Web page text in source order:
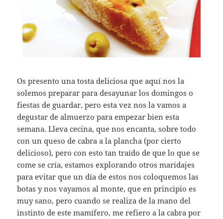
Os presento una tosta deliciosa que aquí nos la
solemos preparar para desayunar los domingos o
fiestas de guardar, pero esta vez nos la vamos a
degustar de almuerzo para empezar bien esta
semana. Lleva cecina, que nos encanta, sobre todo
con un queso de cabra a la plancha (por cierto
delicioso), pero con esto tan traído de que lo que se
come se cría, estamos explorando otros maridajes
para evitar que un día de estos nos coloquemos las
botas y nos vayamos al monte, que en principio es
muy sano, pero cuando se realiza de la mano del
instinto de este mamífero, me refiero a la cabra por